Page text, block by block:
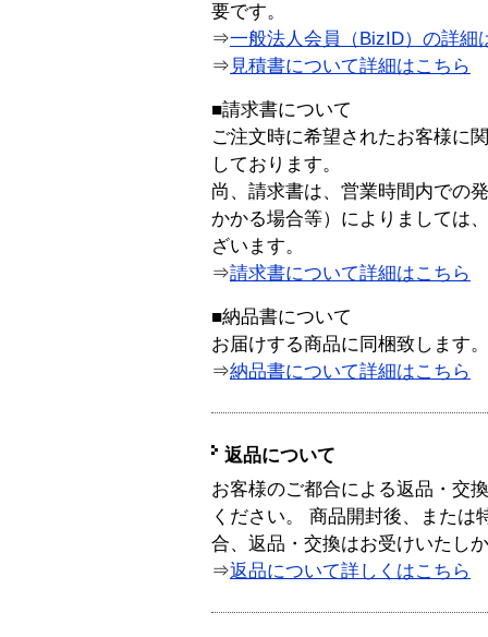
要です。
⇒一般法人会員（BizID）の詳細
⇒ 見積書について詳細はこちら
■請求書について
ご注文時に希望されたお客様に
しております。
尚、請求書は、営業時間内での
かかる場合等）によりましては
ざいます。
⇒請求書について詳細はこちら
■納品書について
お届けする商品に同梱致します。
⇒納品書について詳細はこちら
返品について
お客様のご都合による返品・交
ください。 商品開封後、または
合、返品・交換はお受けいたし
⇒返品について詳しくはこちら